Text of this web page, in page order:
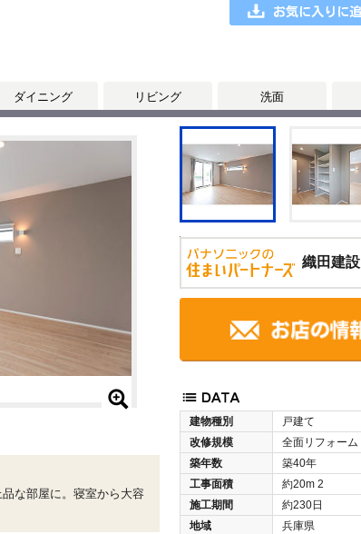
ダイニング リビング 洗面
織田建
建物種別
戸建て
改修規模
全面リフォーム
築年数
築40年
工事面積
約20m 2
施工期間
約230日
地域
兵庫県
な部屋に。寝室から大容